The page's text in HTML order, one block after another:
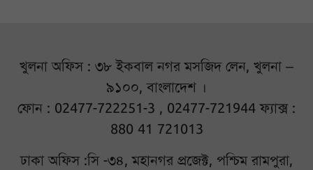
খুলনা অফিস : ৩৮ ইকবাল নগর মসজিদ লেন, খুলনা –
৯১০০, বাংলাদেশ ।
ফোন : 02477-722251-3 , 02477-721944 ফ্যাক্স :
880 41 721013
ঢাকা অফিস :সি -৩৪, মহানগর প্রজেক্ট, পশ্চিম রামপুরা,